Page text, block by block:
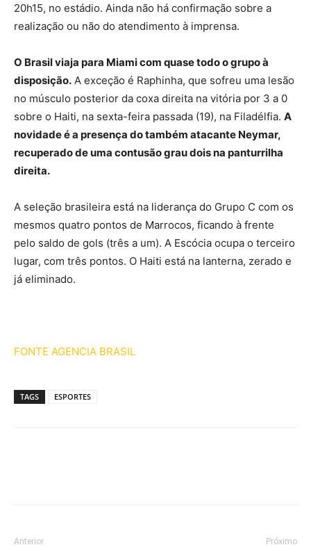
20h15, no estádio. Ainda não há confirmação sobre a
realização ou não do atendimento à imprensa.
O Brasil viaja para Miami com quase todo o grupo à
disposição. A exceção é Raphinha, que sofreu uma lesão
no músculo posterior da coxa direita na vitória por 3 a 0
sobre o Haiti, na sexta-feira passada (19), na Filadélfia. A
novidade é a presença do também atacante Neymar,
recuperado de uma contusão grau dois na panturrilha
direita.
A seleção brasileira está na liderança do Grupo C com os
mesmos quatro pontos de Marrocos, ficando à frente
pelo saldo de gols (três a um). A Escócia ocupa o terceiro
lugar, com três pontos. O Haiti está na lanterna, zerado e
já eliminado.
FONTE AGENCIA BRASIL
TAGS ESPORTES
Anterior Próximo